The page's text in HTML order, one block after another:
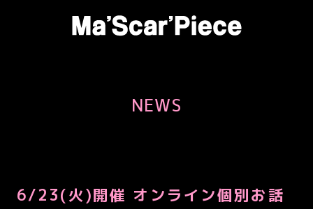
NEWS
6/23(火)開催 オンライン個別お話